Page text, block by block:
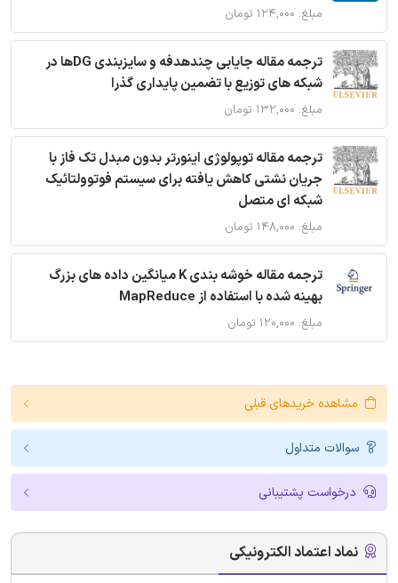
مبلغ: ۱۲۴,۰۰۰ تومان
ترجمه مقاله جایابی چندهدفه و سایزبندی DGها در
شبکه های توزیع با تضمین پایداری گذرا
مبلغ: ۱۳۲,۰۰۰ تومان
ترجمه مقاله توپولوژی اینورتر بدون مبدل تک فاز با
جریان نشتی کاهش یافته برای سیستم فوتوولتائیک
شبکه ای متصل
مبلغ: ۱۴۸,۰۰۰ تومان
ترجمه مقاله خوشه بندی K میانگین داده های بزرگ
بهینه شده با استفاده از MapReduce
مبلغ: ۱۲۰,۰۰۰ تومان
مشاهده خریدهای قبلی
سوالات متداول
درخواست پشتیبانی
نماد اعتماد الکترونیکی